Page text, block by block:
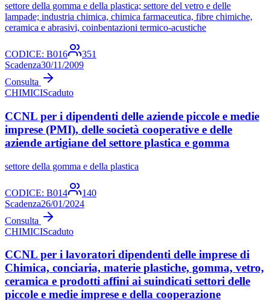
settore della gomma e della plastica; settore del vetro e delle
lampade; industria chimica, chimica farmaceutica, fibre chimiche,
ceramica e abrasivi, coinbentazioni termico-acustiche
CODICE: B016
351
Scadenza30/11/2009
Consulta
CHIMICIScaduto
CCNL per i dipendenti delle aziende piccole e medie
imprese (PMI), delle società cooperative e delle
aziende artigiane del settore plastica e gomma
settore della gomma e della plastica
CODICE: B014
140
Scadenza26/01/2024
Consulta
CHIMICIScaduto
CCNL per i lavoratori dipendenti delle imprese di
Chimica, conciaria, materie plastiche, gomma, vetro,
ceramica e prodotti affini ai suindicati settori delle
piccole e medie imprese e della cooperazione